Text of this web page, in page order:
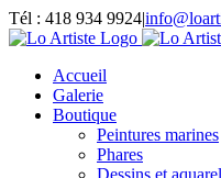
Passer
au
Tél : 418 934 9924|
Facebook
Instagram
Email
Pinterest
YouTube
Accueil
Galerie
Boutique
Peintures marines
Phares
Dessins et